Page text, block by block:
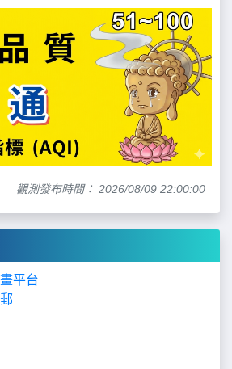
觀測發布時間： 2026/08/09 22:00:00
平台